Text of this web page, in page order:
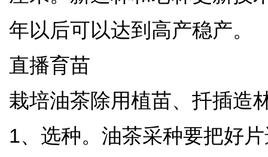
年以后可以达到高产稳产。
直播育苗
栽培油茶除用植苗、扦插
1、选种。油茶采种要把好